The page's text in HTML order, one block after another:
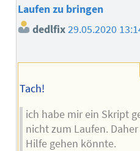
Laufen zu bringen
dedlfix29.05.2020
Tach!
ich habe mir ein Skript
nicht zum Laufen.
Hilfe gehen könnte.